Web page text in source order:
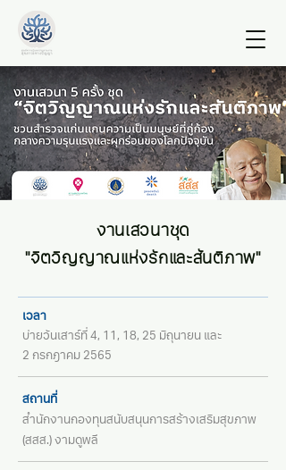
งานเสวนาชุด
"จิตวิญญาณแห่งรักและสันติภาพ"
เวลา
บ่ายวันเสาร์ที่ 4, 11, 18, 25 มิถุนายน และ
2 กรกฎาคม 2565
สถานที่
สำนักงานกองทุนสนับสนุนการสร้างเสริมสุขภาพ
(สสส.) งามดูพลี